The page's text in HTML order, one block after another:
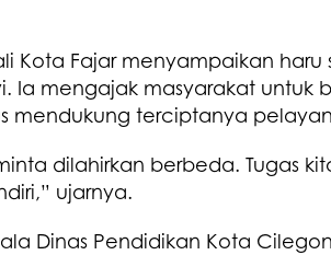
Kota Fajar menyampaikan
Ia mengajak masyarakat untuk
mendukung terciptanya
dilahirkan berbeda. Tugas
ujarnya.
Dinas Pendidikan Kota